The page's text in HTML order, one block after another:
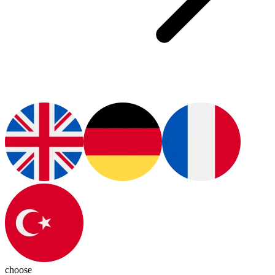
choose